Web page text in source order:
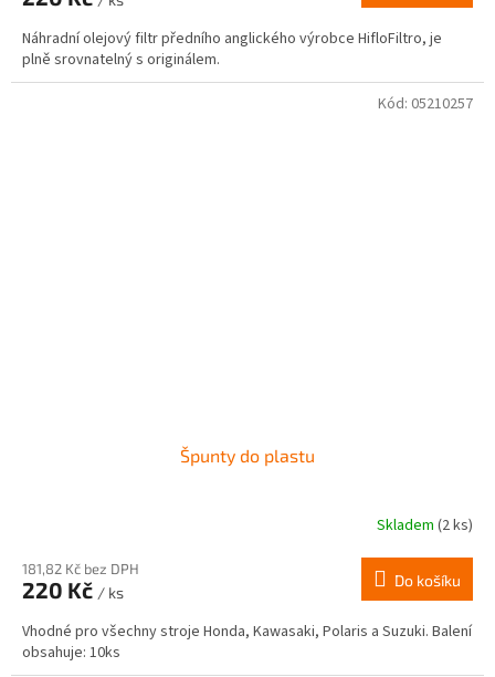
Náhradní olejový filtr předního anglického výrobce HifloFiltro, je
plně srovnatelný s originálem.
Špunty do plastu
Skladem (2 ks)
181,82 Kč bez DPH
220 Kč / ks
Do košíku
Vhodné pro všechny stroje Honda, Kawasaki, Polaris a Suzuki. Balení
obsahuje: 10ks
Kód: 05210257